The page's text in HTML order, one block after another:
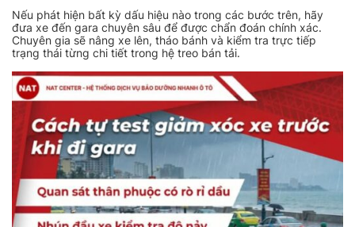
Nếu phát hiện bất kỳ dấu hiệu nào trong các bước trên, hãy
đưa xe đến gara chuyên sâu để được chẩn đoán chính xác.
Chuyên gia sẽ nâng xe lên, tháo bánh và kiểm tra trực tiếp
trạng thái từng chi tiết trong hệ treo bán tải.